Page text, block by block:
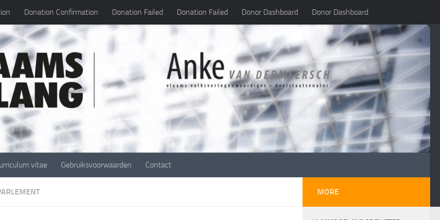
Donation Confirmation Donation Failed Donation Failed Donor Dashboard Donor Dashboard
vitae Gebruiksvoorwaarden Contact
MORE